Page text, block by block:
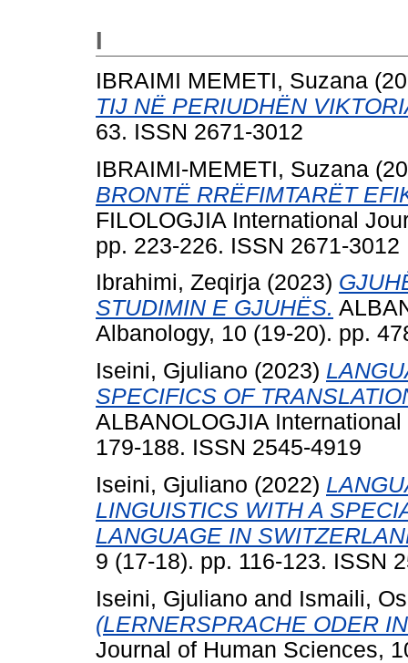
I
IBRAIMI MEMETI, Suzana
TIJ NË PERIUDHËN
63. ISSN 2671-3012
IBRAIMI-MEMETI, Suzana
BRONTË RRËFIMTARËT
FILOLOGJIA International
pp. 223-226. ISSN 2671-3012
Ibrahimi, Zeqirja (2023)
STUDIMIN E GJUHËS.
Albanology, 10 (19-20). pp.
Iseini, Gjuliano (2023)
SPECIFICS OF
ALBANOLOGJIA
179-188. ISSN 2545-4919
Iseini, Gjuliano (2022)
LINGUISTICS WITH A
LANGUAGE IN
9 (17-18). pp. 116-123. ISSN
Iseini, Gjuliano and Ismaili,
(LERNERSPRACHE ODER
Journal of Human Sciences,